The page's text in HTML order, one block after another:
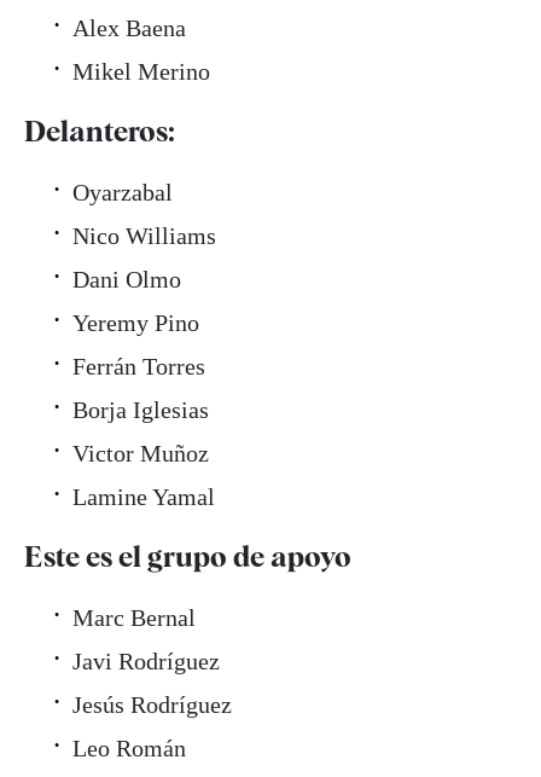
Alex Baena
Mikel Merino
Delanteros:
Oyarzabal
Nico Williams
Dani Olmo
Yeremy Pino
Ferrán Torres
Borja Iglesias
Victor Muñoz
Lamine Yamal
Este es el grupo de apoyo
Marc Bernal
Javi Rodríguez
Jesús Rodríguez
Leo Román